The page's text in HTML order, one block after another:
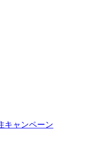
キャンペーン